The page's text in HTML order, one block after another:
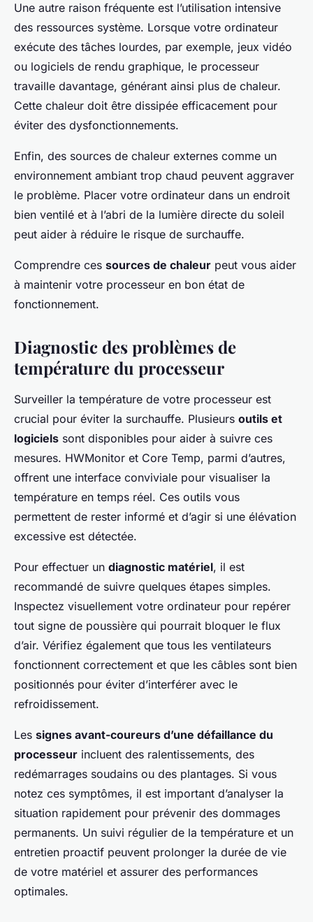
Une autre raison fréquente est l’utilisation intensive
des ressources système. Lorsque votre ordinateur
exécute des tâches lourdes, par exemple, jeux vidéo
ou logiciels de rendu graphique, le processeur
travaille davantage, générant ainsi plus de chaleur.
Cette chaleur doit être dissipée efficacement pour
éviter des dysfonctionnements.
Enfin, des sources de chaleur externes comme un
environnement ambiant trop chaud peuvent aggraver
le problème. Placer votre ordinateur dans un endroit
bien ventilé et à l’abri de la lumière directe du soleil
peut aider à réduire le risque de surchauffe.
Comprendre ces sources de chaleur peut vous aider
à maintenir votre processeur en bon état de
fonctionnement.
Diagnostic des problèmes de
température du processeur
Surveiller la température de votre processeur est
crucial pour éviter la surchauffe. Plusieurs outils et
logiciels sont disponibles pour aider à suivre ces
mesures. HWMonitor et Core Temp, parmi d’autres,
offrent une interface conviviale pour visualiser la
température en temps réel. Ces outils vous
permettent de rester informé et d’agir si une élévation
excessive est détectée.
Pour effectuer un diagnostic matériel, il est
recommandé de suivre quelques étapes simples.
Inspectez visuellement votre ordinateur pour repérer
tout signe de poussière qui pourrait bloquer le flux
d’air. Vérifiez également que tous les ventilateurs
fonctionnent correctement et que les câbles sont bien
positionnés pour éviter d’interférer avec le
refroidissement.
Les signes avant-coureurs d’une défaillance du
processeur incluent des ralentissements, des
redémarrages soudains ou des plantages. Si vous
notez ces symptômes, il est important d’analyser la
situation rapidement pour prévenir des dommages
permanents. Un suivi régulier de la température et un
entretien proactif peuvent prolonger la durée de vie
de votre matériel et assurer des performances
optimales.